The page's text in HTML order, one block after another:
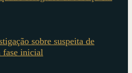
sobre suspeita de
fase inicial